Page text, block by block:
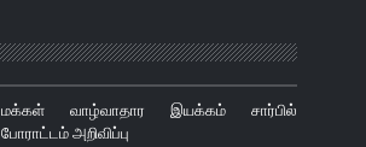
மக்கள் வாழ்வாதார இயக்கம் சார்பில்
போராட்டம் அறிவிப்பு